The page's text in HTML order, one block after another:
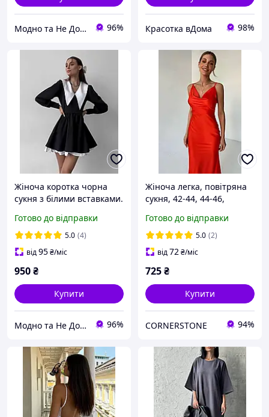
Модно та Не Дорого 96% Красотка вДома 98%
Жіноча коротка чорна
сукня з білими вставками.
довгим рукавом та
коміром.
Готово до відправки
5.0 (4)
від95₴/міс
950₴
Купити
Модно та Не Дорого 96%
Жіноча легка, повітряна
сукня, 42-44, 44-46,
зелений, бордо, пудра,
беж, хакі, блакитний,
шовк.
Готово до відправки
5.0 (2)
від72₴/міс
725₴
Купити
CORNERSTONE 94%